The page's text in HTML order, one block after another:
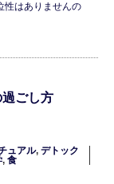
性はありませんの
ごし方
ュアル, デトック
, 食